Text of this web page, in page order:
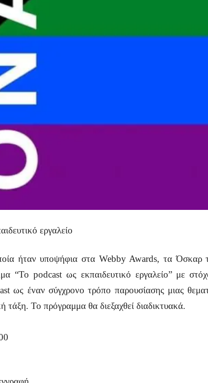
εργαλείο
ήταν υποψήφια στα Webby Awards, τα Όσκαρ
“Το podcast ως εκπαιδευτικό εργαλείο” με
ως έναν σύγχρονο τρόπο παρουσίασης μιας
τάξη. Το πρόγραμμα θα διεξαχθεί διαδικτυακά.